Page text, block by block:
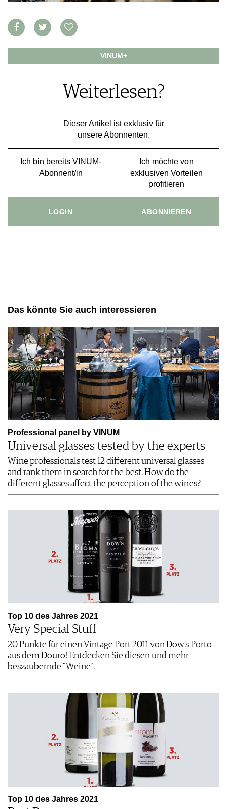
MEDIATHEK
APPS
WINE TRADE CLUB
VINUM+
Weiterlesen?
Dieser Artikel ist exklusiv für
unsere Abonnenten.
Ich bin bereits VINUM-
Abonnent/in
Ich möchte von
exklusiven Vorteilen
profitieren
LOGIN ABONNIEREN
Das könnte Sie auch interessieren
Professional panel by VINUM
Universal glasses tested by the experts
Wine professionals test 12 different universal glasses
and rank them in search for the best. How do the
different glasses affect the perception of the wines?
Top 10 des Jahres 2021
Very Special Stuff
20 Punkte für einen Vintage Port 2011 von Dow's Porto
aus dem Douro! Entdecken Sie diesen und mehr
beszaubernde "Weine".
Top 10 des Jahres 2021